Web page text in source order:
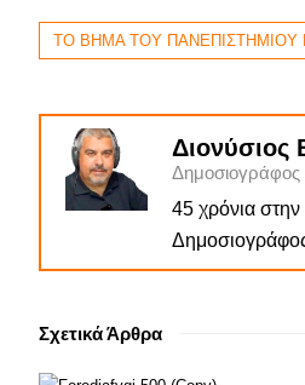
ΤΟ ΒΗΜΑ ΤΟΥ ΠΑΝΕΠΙΣΤΗΜΙΟΥ
Διονύσιος
Δημοσιογράφος
45 χρόνια
Σχετικά Άρθρα